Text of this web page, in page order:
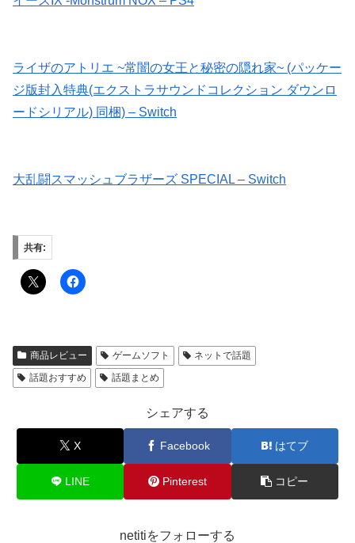
ライザのアトリエ ~常闇の女王と秘密の隠れ家~ (パッケー
ジ版封入特典(エクストラサウンドコレクション ダウンロ
ードシリアル) 同梱) – Switch
大乱闘スマッシュブラザーズ SPECIAL – Switch
共有:
商品レビュー ゲームソフト
ネットで話題
話題おすすめ
話題まとめ
シェアする
X Facebook はてブ
LINE Pinterest コピー
netitiをフォローする